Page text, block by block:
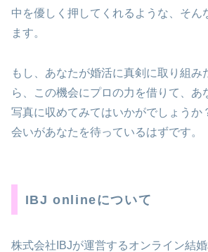
中を優しく押してくれるような、そん
ます。
もし、あなたが婚活に真剣に取り組み
ら、この機会にプロの力を借りて、あ
写真に収めてみてはいかがでしょうか
会いがあなたを待っているはずです。
IBJ onlineについて
株式会社IBJが運営するオンライン結